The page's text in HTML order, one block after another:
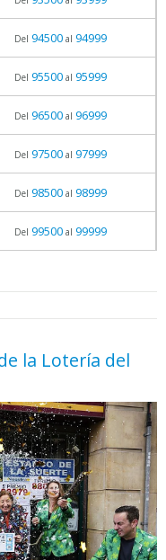
Del 94500al 94999
Del 95500al 95999
Del 96500al 96999
Del 97500al 97999
Del 98500al 98999
Del 99500al 99999
la Lotería del